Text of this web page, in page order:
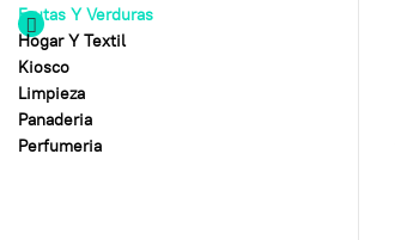
Frutas Y Verduras
Hogar Y Textil
Kiosco
Limpieza
Panaderia
Perfumeria